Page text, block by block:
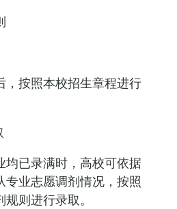
，按照本校招生章程进行
均已录满时，高校可依据
业志愿调剂情况，按照
则进行录取。